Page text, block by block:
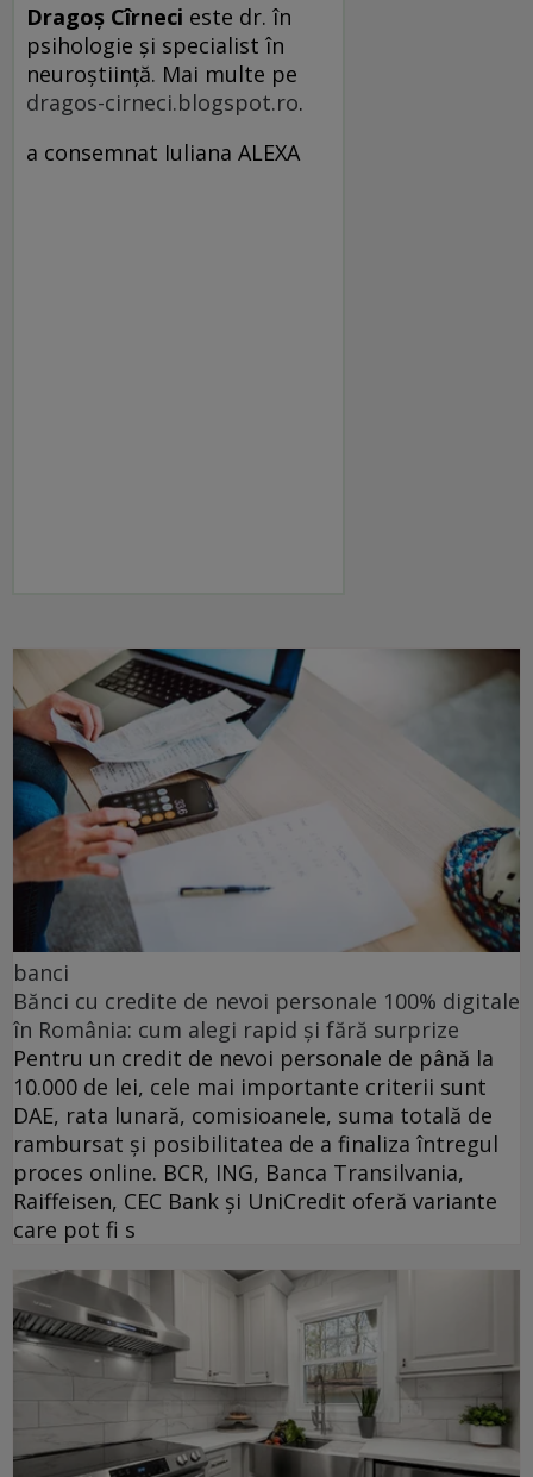
Dragoş Cîrneci este dr. în
psihologie şi specialist în
neuroştiinţă. Mai multe pe
dragos-cirneci.blogspot.ro.
a consemnat Iuliana ALEXA
banci
Bănci cu credite de nevoi personale 100% digitale
în România: cum alegi rapid și fără surprize
Pentru un credit de nevoi personale de până la
10.000 de lei, cele mai importante criterii sunt
DAE, rata lunară, comisioanele, suma totală de
rambursat și posibilitatea de a finaliza întregul
proces online. BCR, ING, Banca Transilvania,
Raiffeisen, CEC Bank și UniCredit oferă variante
care pot fi s